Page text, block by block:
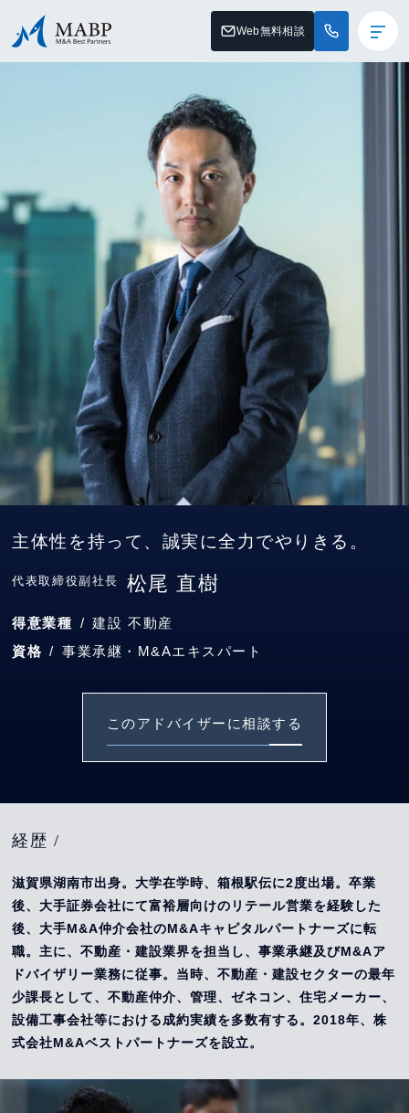
Web無料相談
主体性を持って、誠実に全力でやりきる。
代表取締役副社長 松尾 直樹
得意業種 建設 不動産
資格
事業承継・M&Aエキスパート
このアドバイザーに相談する
経歴 /
滋賀県湖南市出身。大学在学時、箱根駅伝に2度出場。卒業
後、大手証券会社にて富裕層向けのリテール営業を経験した
後、大手M&A仲介会社のM&Aキャピタルパートナーズに転
職。主に、不動産・建設業界を担当し、事業承継及びM&Aア
ドバイザリー業務に従事。当時、不動産・建設セクターの最年
少課長として、不動産仲介、管理、ゼネコン、住宅メーカー、
設備工事会社等における成約実績を多数有する。2018年、株
式会社M&Aベストパートナーズを設立。